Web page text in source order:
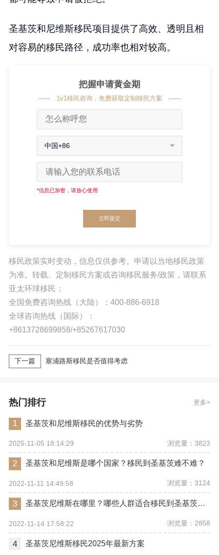
圣基茨和尼维斯移民项目提供了高效、透明且相
对容易的移民路径，成功率也相对较高。
把握申请黄金期
1v1移民咨询，免费获取定制移民方案
中国+86
*信息已加密，请放心使用
立即提交
移民政策实时变动，信息仅供参考。申请以当地移民政策
为准。转载、定制移民方案或咨询移民服务/政策，请联系
亚太环球移民：
全国免费咨询热线（大陆）：400-886-6918
全球咨询热线（国际）：
+8613728699858/+85267617030
下一篇 塞浦路斯移民是否值得考虑
热门排行 更多
1 圣基茨和尼维斯移民的优势与劣势
2025-11-05 18:14:29 浏览量：3823
2 圣基茨和尼维斯是哪个国家？移民到圣基茨难不难？
2022-11-11 14:49:58 浏览量：3124
3 圣基茨尼维斯在哪里？哪些人群适合移民到圣基茨和尼维斯？
2022-11-14 17:58:22 浏览量：2858
4 圣基茨尼维斯移民2025年最新方案